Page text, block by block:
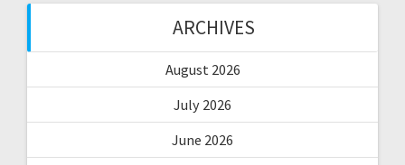
ARCHIVES
August 2026
July 2026
June 2026